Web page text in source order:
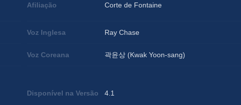
Afiliação Corte de Fontaine
Voz Inglesa Ray Chase
Voz Coreana 곽윤상 (Kwak Yoon-sang)
Disponível na Versão 4.1